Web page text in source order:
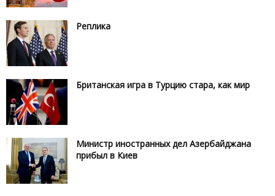
Реплика
Британская игра в Турцию стара, как мир
Министр иностранных дел Азербайджана
прибыл в Киев